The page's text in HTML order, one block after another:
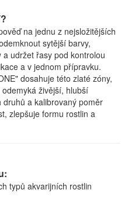
na jednu z nejsložitějších
sytější barvy,
udržet řasy pod kontrolou
a v jednom přípravku.
dosahuje této zlaté zóny,
živější, hlubší
a kalibrovaný poměr
zlepšuje formu rostlin a
typů akvarijních rostlin